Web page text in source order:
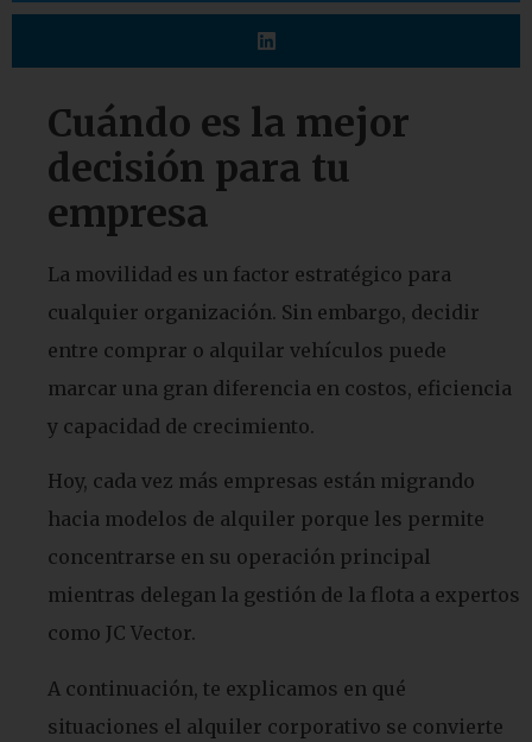
Cuándo es la mejor
decisión para tu
empresa
La movilidad es un factor estratégico para
cualquier organización. Sin embargo, decidir
entre comprar o alquilar vehículos puede
marcar una gran diferencia en costos, eficiencia
y capacidad de crecimiento.
Hoy, cada vez más empresas están migrando
hacia modelos de alquiler porque les permite
concentrarse en su operación principal
mientras delegan la gestión de la flota a expertos
como JC Vector.
A continuación, te explicamos en qué
situaciones el alquiler corporativo se convierte